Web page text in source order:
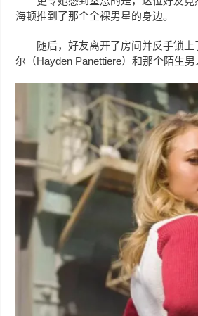
海顿推到了那个全裸男星的身边。
随后，好友离开了房间并反手锁上
尔（Hayden Panettiere）和那个陌生男